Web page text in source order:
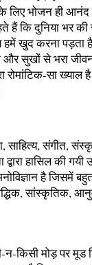
लिए भोजन ही
कि दुनिया भर की
हमें खुद करना
सुखों से भरा
रोमांटिक-सा ख्याल
साहित्य, संगीत,
हासिल की गयी
है जिसमें
सांस्कृतिक,
किसी मोड़ पर मूड